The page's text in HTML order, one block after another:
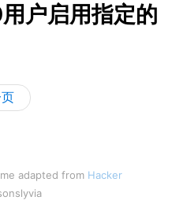
户启用指定的
adapted from Hacker